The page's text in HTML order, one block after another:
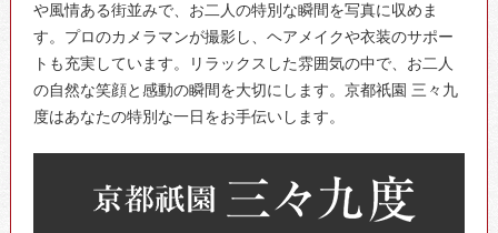
や風情ある街並みで、お二人の特別な瞬間を写真に収めま
す。プロのカメラマンが撮影し、ヘアメイクや衣装のサポー
トも充実しています。リラックスした雰囲気の中で、お二人
の自然な笑顔と感動の瞬間を大切にします。京都祇園 三々九
度はあなたの特別な一日をお手伝いします。